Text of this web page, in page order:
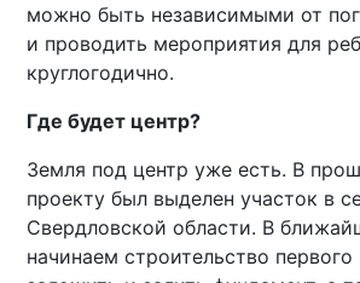
можно быть независимыми от
и проводить мероприятия для
круглогодично.
Где будет центр?
Земля под центр уже есть. В
проекту был выделен участок в
Свердловской области. В
начинаем строительство